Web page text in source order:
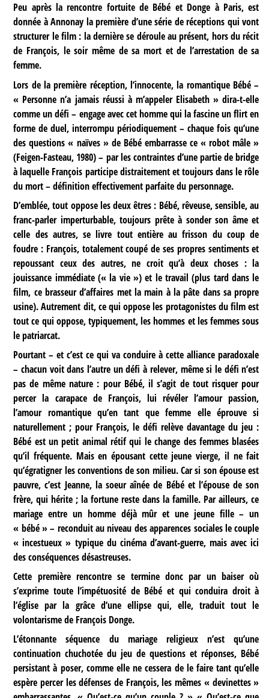
Peu après la rencontre fortuite de Bébé et Donge à Paris, est
donnée à Annonay la première d’une série de réceptions qui vont
structurer le film : la dernière se déroule au présent, hors du récit
de François, le soir même de sa mort et de l’arrestation de sa
femme.
Lors de la première réception, l’innocente, la romantique Bébé –
« Personne n’a jamais réussi à m’appeler Elisabeth » dira-t-elle
comme un défi – engage avec cet homme qui la fascine un flirt en
forme de duel, interrompu périodiquement – chaque fois qu’une
des questions « naïves » de Bébé embarrasse ce « robot mâle »
(Feigen-Fasteau, 1980) – par les contraintes d’une partie de bridge
à laquelle François participe distraitement et toujours dans le rôle
du mort – définition effectivement parfaite du personnage.
D’emblée, tout oppose les deux êtres : Bébé, rêveuse, sensible, au
franc-parler imperturbable, toujours prête à sonder son âme et
celle des autres, se livre tout entière au frisson du coup de
foudre : François, totalement coupé de ses propres sentiments et
repoussant ceux des autres, ne croit qu’à deux choses : la
jouissance immédiate (« la vie ») et le travail (plus tard dans le
film, ce brasseur d’affaires met la main à la pâte dans sa propre
usine). Autrement dit, ce qui oppose les protagonistes du film est
tout ce qui oppose, typiquement, les hommes et les femmes sous
le patriarcat.
Pourtant – et c’est ce qui va conduire à cette alliance paradoxale
– chacun voit dans l’autre un défi à relever, même si le défi n’est
pas de même nature : pour Bébé, il s’agit de tout risquer pour
percer la carapace de François, lui révéler l’amour passion,
l’amour romantique qu’en tant que femme elle éprouve si
naturellement ; pour François, le défi relève davantage du jeu :
Bébé est un petit animal rétif qui le change des femmes blasées
qu’il fréquente. Mais en épousant cette jeune vierge, il ne fait
qu’égratigner les conventions de son milieu. Car si son épouse est
pauvre, c’est Jeanne, la soeur aînée de Bébé et l’épouse de son
frère, qui hérite ; la fortune reste dans la famille. Par ailleurs, ce
mariage entre un homme déjà mûr et une jeune fille – un
« bébé » – reconduit au niveau des apparences sociales le couple
« incestueux » typique du cinéma d’avant-guerre, mais avec ici
des conséquences désastreuses.
Cette première rencontre se termine donc par un baiser où
s’exprime toute l’impétuosité de Bébé et qui conduira droit à
l’église par la grâce d’une ellipse qui, elle, traduit tout le
volontarisme de François Donge.
L’étonnante séquence du mariage religieux n’est qu’une
continuation chuchotée du jeu de questions et réponses, Bébé
persistant à poser, comme elle ne cessera de le faire tant qu’elle
espère percer les défenses de François, les mêmes « devinettes »